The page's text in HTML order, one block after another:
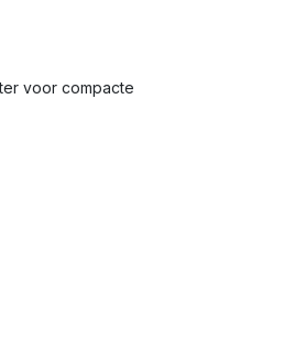
voor compacte